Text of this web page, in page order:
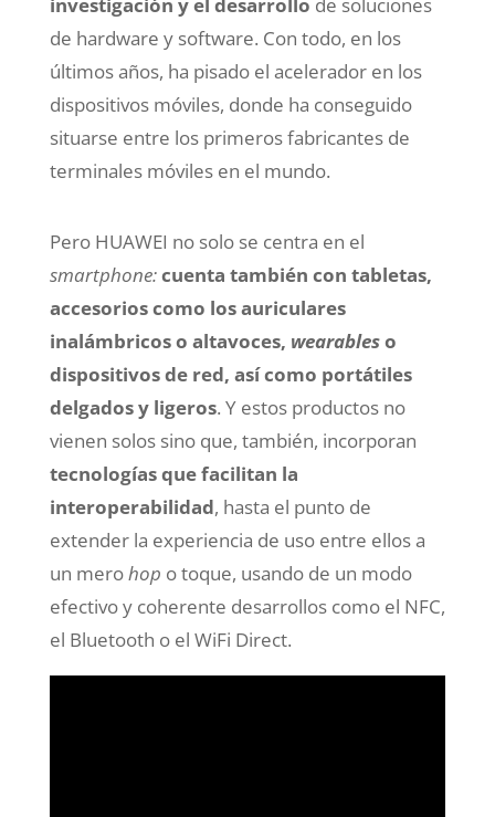
de hardware y software. Con todo, en los
últimos años, ha pisado el acelerador en los
dispositivos móviles, donde ha conseguido
situarse entre los primeros fabricantes de
terminales móviles en el mundo.
Pero HUAWEI no solo se centra en el
smartphone:cuenta también con tabletas,
accesorios como los auriculares
inalámbricos o altavoces, wearableso
dispositivos de red, así como portátiles
delgados y ligeros. Y estos productos no
vienen solos sino que, también, incorporan
tecnologías que facilitan la
interoperabilidad, hasta el punto de
extender la experiencia de uso entre ellos a
un merohop o toque, usando de un modo
efectivo y coherente desarrollos como el NFC,
el Bluetooth o el WiFi Direct.